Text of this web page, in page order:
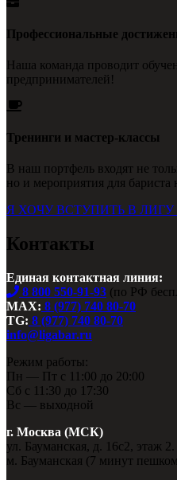
Профессиональные
Наша команда проводит
предпринимателей!
Тренинги и мастер-классы
В наш портфель входят не
но и мероприятия для бариста
Я ХОЧУ ВСТУПИТЬ В ЛИГУ
Контакты
Единая контактная линия:
8 800 550-91-93 (по РФ
MAX: 8 (977) 740 80-70
TG: 8 (977) 740 80-70
info@ligabar.ru
Режим работы:
Пн — Пт с 11:00 до 20:00
Сб с 11:30 до 17:30
Вс — выходной
г. Москва (МСК)
ул. Бауманская, д. 16с2, этаж 2.
м. Бауманская (7 минут